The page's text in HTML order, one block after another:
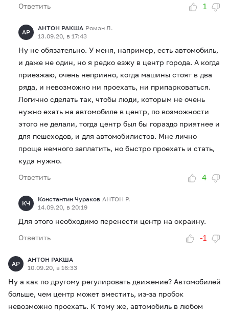
Ответить 1
АР
АНТОН РАКША Роман Л.
13.09.20, в 17:43
Ну не обязательно. У меня, например, есть автомобиль,
и даже не один, но я редко езжу в центр города. А когда
приезжаю, очень неприяно, когда машины стоят в два
ряда, и невозможно ни проехать, ни припарковаться.
Логично сделать так, чтобы люди, которым не очень
нужно ехать на автомобиле в центр, по возможности
этого не делали, тогда центр был бы гораздо приятнее и
для пешеходов, и для автомобилистов. Мне лично
проще немного заплатить, но быстро проехать и стать,
куда нужно.
Ответить
4
КЧ
Константин Чураков АНТОН Р.
14.09.20, в 20:19
Для этого необходимо перенести центр на окраину.
Ответить
-1
АР
АНТОН РАКША
10.09.20, в 16:33
Ну а как по другому регулировать движение? Автомобилей
больше, чем центр может вместить, из-за пробок
невозможно проехать. К тому же, автомобиль в любом